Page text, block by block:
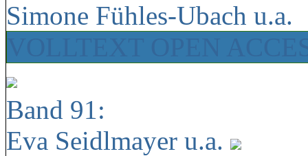
Simone Fühles-Ubach u.a.
Band 91:
Eva Seidlmayer u.a.